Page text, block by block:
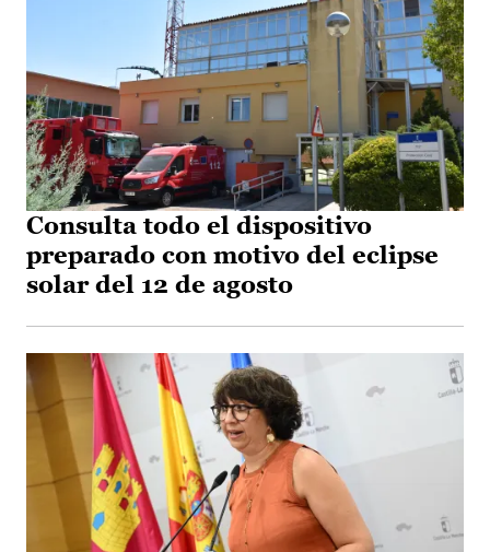
Consulta todo el dispositivo
preparado con motivo del eclipse
solar del 12 de agosto